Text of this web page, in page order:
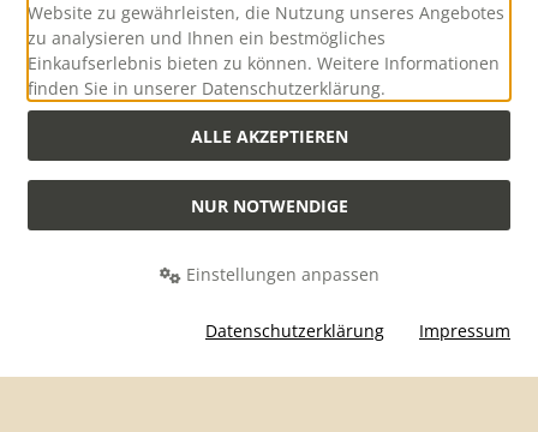
Versandkostenfreie Lieferung innerhalb Deutschlands ab
einem Warenwert von 500,00 Euro
Alle Preise inkl. gesetzl. MwSt. zzgl.Versandkosten
Onlineshop mit Jagdzubehör und praktischer Jagd-Outdoorbekleidung.
Outdoorbekleidung © 2026 | Template © 2026 by Karl
Website zu gewährleisten, die Nutzung unseres Angebotes
zu analysieren und Ihnen ein bestmögliches
Einkaufserlebnis bieten zu können. Weitere Informationen
finden Sie in unserer Datenschutzerklärung.
ALLE AKZEPTIEREN
NUR NOTWENDIGE
Einstellungen anpassen
Datenschutzerklärung Impressum